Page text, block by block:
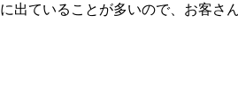
出ていることが多いので、お客さ